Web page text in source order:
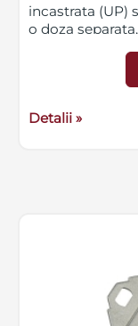
incastrata (UP)
o doza
protectie IP20,
80mm,
Detalii »